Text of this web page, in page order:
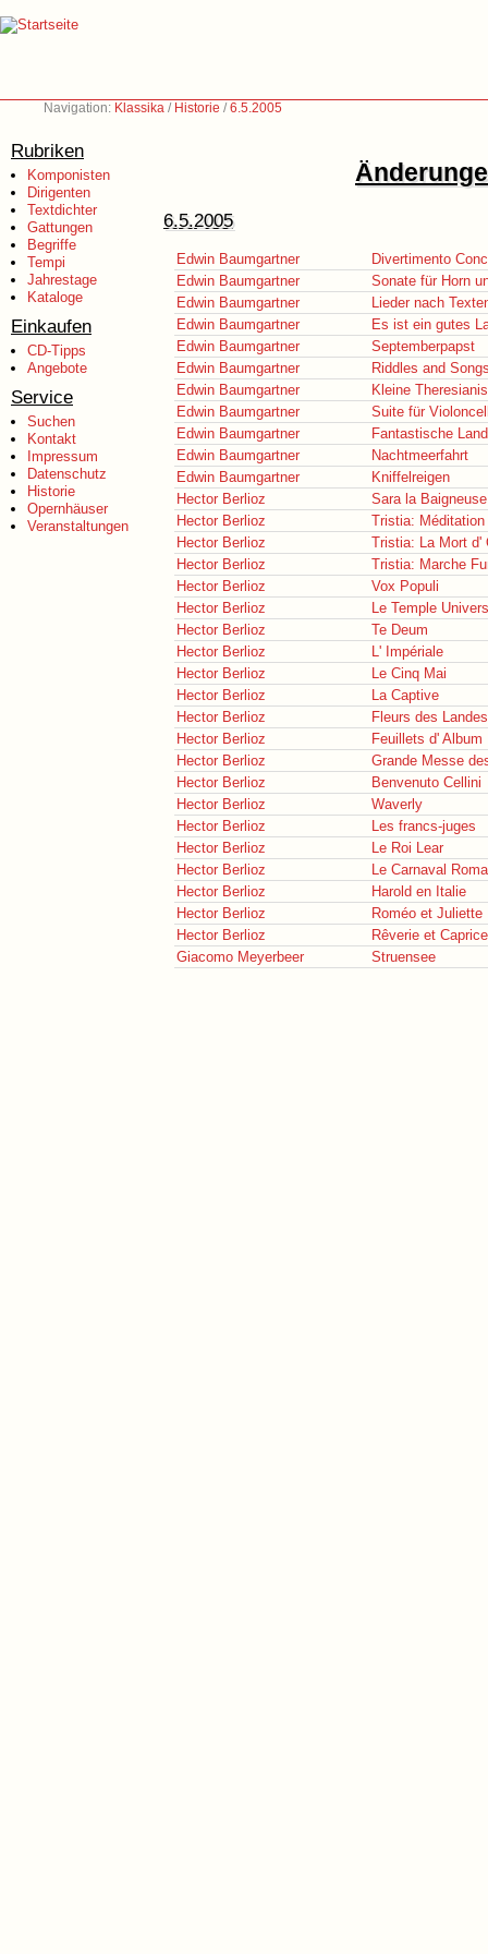
Navigation: Klassika / Historie /6.5.2005
Rubriken
Komponisten
Dirigenten
Textdichter
Gattungen
Begriffe
Tempi
Jahrestage
Kataloge
Einkaufen
CD-Tipps
Angebote
Service
Suchen
Kontakt
Impressum
Datenschutz
Historie
Opernhäuser
Veranstaltungen
6.5.2005
Edwin Baumgartner
Divertimento
Edwin Baumgartner
Sonate für Horn
Edwin Baumgartner
Lieder nach
Edwin Baumgartner
Es ist ein gutes
Edwin Baumgartner
Septemberpapst
Edwin Baumgartner
Riddles and
Edwin Baumgartner
Kleine
Edwin Baumgartner
Suite für
Edwin Baumgartner
Fantastische
Edwin Baumgartner
Nachtmeerfahrt
Edwin Baumgartner
Kniffelreigen
Hector Berlioz
Sara la Baigneuse
Hector Berlioz
Tristia: Méditation
Hector Berlioz
Tristia: La Mort d'
Hector Berlioz
Tristia: Marche
Hector Berlioz
Vox Populi
Hector Berlioz
Le Temple
Hector Berlioz
Te Deum
Hector Berlioz
L' Impériale
Hector Berlioz
Le Cinq Mai
Hector Berlioz
La Captive
Hector Berlioz
Fleurs des Landes
Hector Berlioz
Feuillets d' Album
Hector Berlioz
Grande Messe
Hector Berlioz
Benvenuto Cellini
Hector Berlioz
Waverly
Hector Berlioz
Les francs-juges
Hector Berlioz
Le Roi Lear
Hector Berlioz
Le Carnaval
Hector Berlioz
Harold en Italie
Hector Berlioz
Roméo et Juliette
Hector Berlioz
Rêverie et Caprice
Giacomo Meyerbeer
Struensee